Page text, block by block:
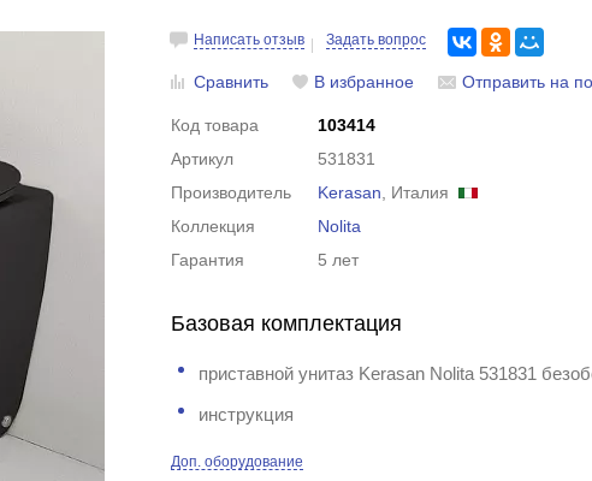
Написать отзыв Задать вопрос
Сравнить В избранное Отправить на
Код товара
103414
Артикул
531831
Производитель
Kerasan , Италия
Коллекция
Nolita
Гарантия
5 лет
Базовая комплектация
приставной унитаз Kerasan Nolita 531831
инструкция
Доп. оборудование